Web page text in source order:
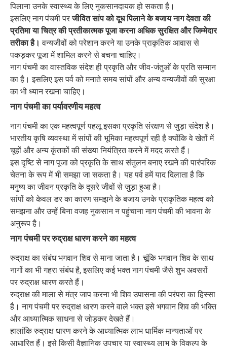
पिलाना उनके स्वास्थ्य के लिए नुकसानदायक हो सकता है।
इसलिए नाग पंचमी परजीवित सांप को दूध पिलाने के बजाय नाग देवता की
प्रतिमा या चित्र की प्रतीकात्मक पूजा करना अधिक सुरक्षित और जिम्मेदार
तरीका है। वन्यजीवों को परेशान करने या उनके प्राकृतिक आवास से
पकड़कर पूजा में शामिल करने से बचना चाहिए।
नाग पंचमी का वास्तविक संदेश ही प्रकृति और जीव-जंतुओं के प्रति सम्मान
का है। इसलिए इस पर्व को मनाते समय सांपों और अन्य वन्यजीवों की सुरक्षा
का भी ध्यान रखना चाहिए।
नाग पंचमी का पर्यावरणीय महत्व
नाग पंचमी का एक महत्वपूर्ण पहलू इसका प्रकृति संरक्षण से जुड़ा संदेश है।
भारतीय कृषि व्यवस्था में सांपों की भूमिका महत्वपूर्ण रही है क्योंकि वे खेतों में
चूहों और अन्य कृंतकों की संख्या नियंत्रित करने में मदद करते हैं।
इस दृष्टि से नाग पूजा को प्रकृति के साथ संतुलन बनाए रखने की पारंपरिक
चेतना के रूप में भी समझा जा सकता है। यह पर्व हमें याद दिलाता है कि
मनुष्य का जीवन प्रकृति के दूसरे जीवों से जुड़ा हुआ है।
सांपों को केवल डर का कारण समझने के बजाय उनके प्राकृतिक महत्व को
समझना और उन्हें बिना वजह नुकसान न पहुंचाना नाग पंचमी की भावना के
अनुरूप है।
नाग पंचमी पर रुद्राक्ष धारण करने का महत्व
रुद्राक्ष का संबंध भगवान शिव से माना जाता है। चूंकि भगवान शिव के साथ
नागों का भी गहरा संबंध है, इसलिए कई भक्त नाग पंचमी जैसे शुभ अवसरों
पर रुद्राक्ष धारण करते हैं।
रुद्राक्ष की माला से मंत्र जाप करना भी शिव उपासना की परंपरा का हिस्सा
है। नाग पंचमी पर रुद्राक्ष धारण करने वाले भक्त इसे भगवान शिव की भक्ति
और आध्यात्मिक साधना से जोड़कर देखते हैं।
हालांकि रुद्राक्ष धारण करने के आध्यात्मिक लाभ धार्मिक मान्यताओं पर
आधारित हैं। इसे किसी वैज्ञानिक उपचार या स्वास्थ्य लाभ के विकल्प के